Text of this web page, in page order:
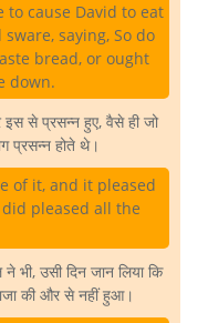
to cause David to eat
saying, So do
bread, or ought
down.
से प्रसन्न हुए, वैसे ही जो
प्रसन्न होते थे।
of it, and it pleased
pleased all the
भी, उसी दिन जान लिया कि
की और से नहीं हुआ।